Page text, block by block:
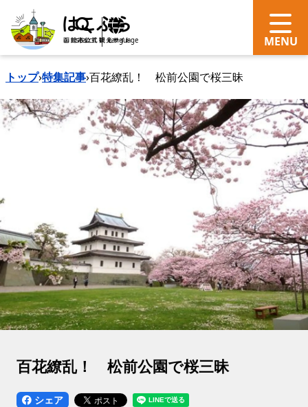
search Language
トップ›特集記事›百花繚乱！ 松前公園で桜三昧
百花繚乱！ 松前公園で桜三昧
シェア